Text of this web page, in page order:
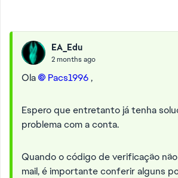
EA_Edu
2 months ago
Ola Pacs1996​,
Espero que entretanto já tenha
problema com a conta.
Quando o código de verificação
mail, é importante conferir alguns